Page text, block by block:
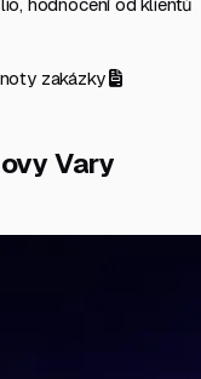
hodnocení od klientů
zakázky
Vary